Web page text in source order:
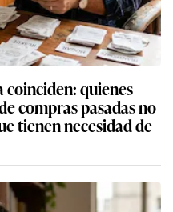
coinciden: quienes
compras pasadas no
tienen necesidad de